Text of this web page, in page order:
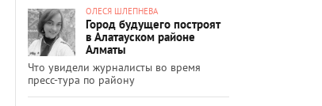
ОЛЕСЯ ШЛЕПНЕВА
Город будущего построят
в Алатауском районе
Алматы
Что увидели журналисты во время
пресс-тура по району